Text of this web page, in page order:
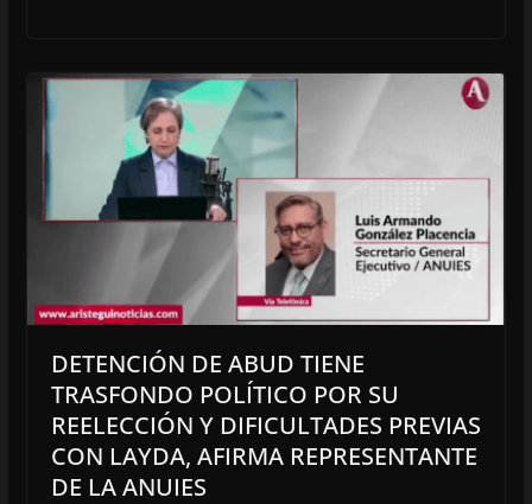
DETENCIÓN DE ABUD TIENE
TRASFONDO POLÍTICO POR SU
REELECCIÓN Y DIFICULTADES PREVIAS
CON LAYDA, AFIRMA REPRESENTANTE
DE LA ANUIES